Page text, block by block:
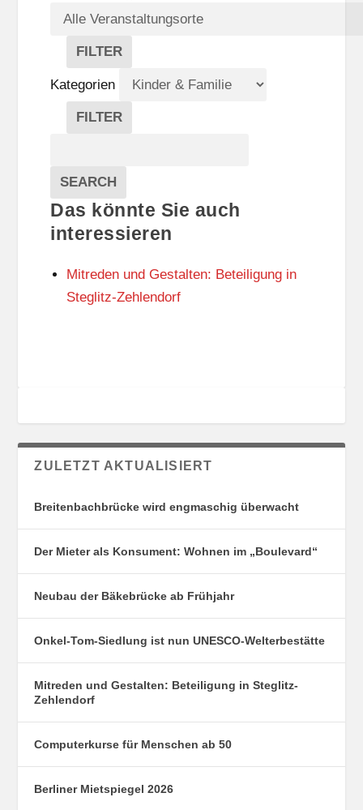
FILTER
V
E
R
A
A
L
T
U
N
S
O
Kategorien
FILTER
E
G
O
R
N
Veranstaltungen
SEARCH
Das könnte Sie auch
interessieren
Mitreden und Gestalten: Beteiligung in
Steglitz-Zehlendorf
ZULETZT AKTUALISIERT
Breitenbachbrücke wird engmaschig überwacht
Der Mieter als Konsument: Wohnen im „Boulevard“
Neubau der Bäkebrücke ab Frühjahr
Onkel-Tom-Siedlung ist nun UNESCO-Welterbestätte
Mitreden und Gestalten: Beteiligung in Steglitz-
Zehlendorf
Computerkurse für Menschen ab 50
Berliner Mietspiegel 2026